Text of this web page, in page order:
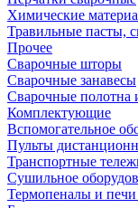
Химические
Травильные пасты,
Прочее
Сварочные шторы
Сварочные занавесы
Сварочные полотна
Комплектующие
Вспомогательное
Пульты
Транспортные
Сушильное
Термопеналы и печи